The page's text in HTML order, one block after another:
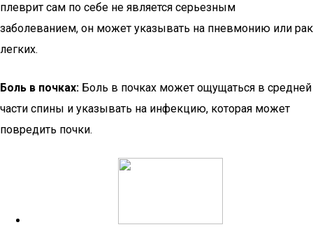
плеврит сам по себе не является серьезным
заболеванием, он может указывать на пневмонию или рак
легких.
Боль в почках: Боль в почках может ощущаться в средней
части спины и указывать на инфекцию, которая может
повредить почки.